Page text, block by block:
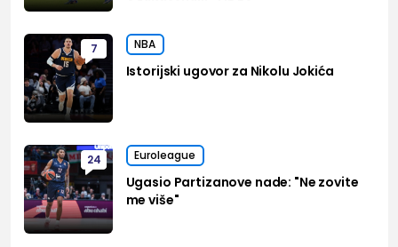
7 NBA
Istorijski ugovor za Nikolu Jokića
24 Euroleague
Ugasio Partizanove nade: "Ne zovite
me više"